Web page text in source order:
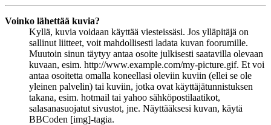
Voinko lähettää kuvia?
Kyllä, kuvia voidaan käyttää viesteissäsi. Jos ylläpitäjä on
sallinut liitteet, voit mahdollisesti ladata kuvan foorumille.
Muutoin sinun täytyy antaa osoite julkisesti saatavilla olevaan
kuvaan, esim. http://www.example.com/my-picture.gif. Et voi
antaa osoitetta omalla koneellasi oleviin kuviin (ellei se ole
yleinen palvelin) tai kuviin, jotka ovat käyttäjätunnistuksen
takana, esim. hotmail tai yahoo sähköpostilaatikot,
salasanasuojatut sivustot, jne. Näyttääksesi kuvan, käytä
BBCoden [img]-tagia.